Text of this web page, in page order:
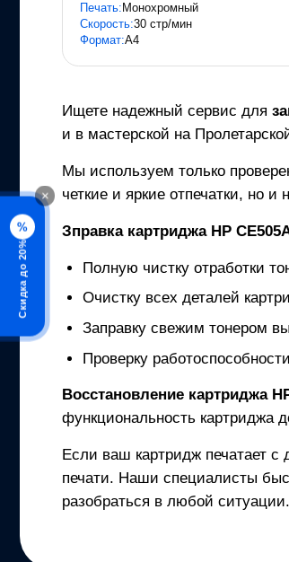
×
%
Скидка до 20%
Печать: Монохромный
Скорость:30 стр/мин
Формат:A4
Ищете надежный сервис для
и в мастерской на
Мы используем только
четкие и яркие отпечатки, но
Зправка картриджа HP
Полную чистку отработки
Очистку всех деталей
Заправку свежим тонером
Проверку
Восстановление картриджа
функциональность картриджа
Если ваш картридж печатает с
печати. Наши специалисты
разобраться в любой ситуации.